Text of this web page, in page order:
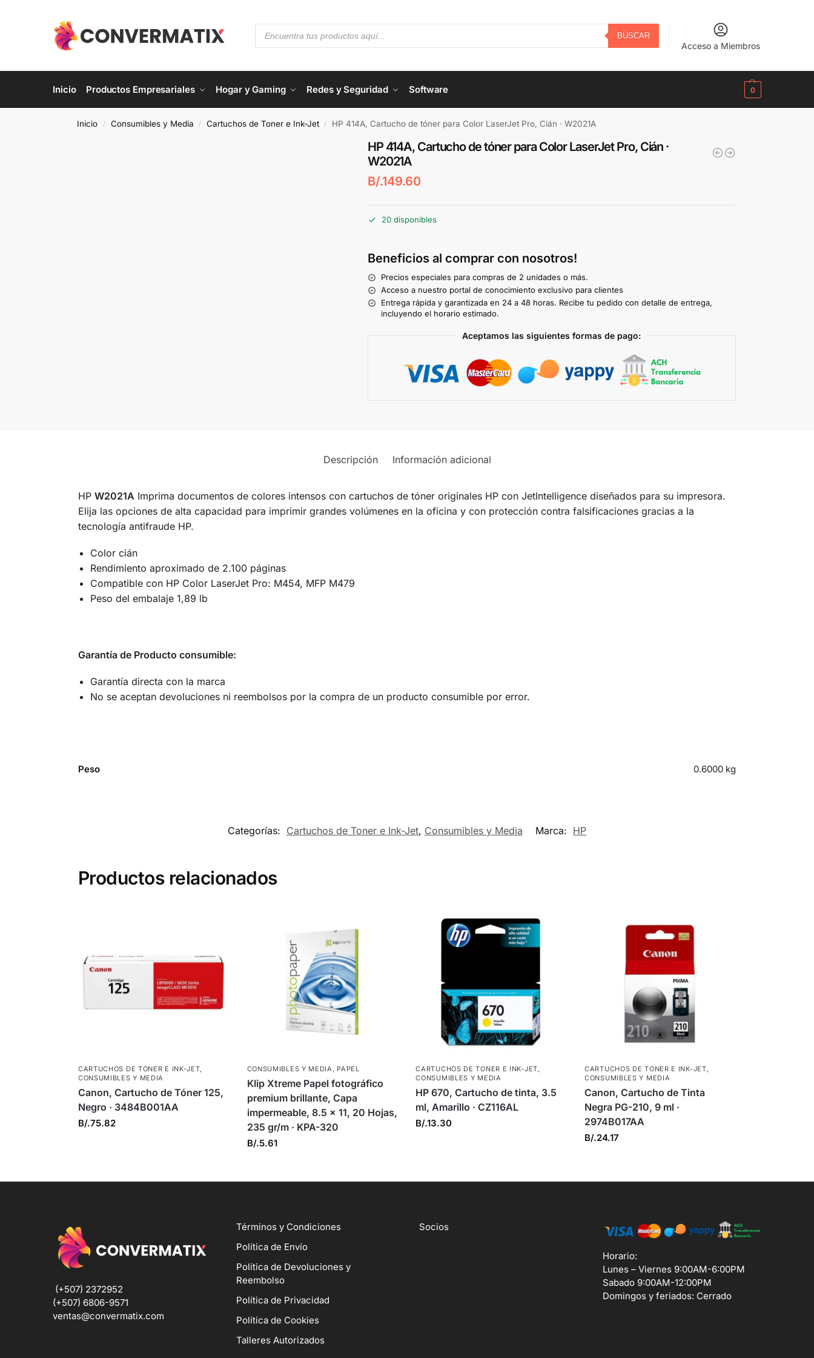
BUSCAR
Acceso a Miembros
Inicio Productos Empresariales Hogar y Gaming Redes y Seguridad Software 0
Inicio / Consumibles y Media / Cartuchos de Toner e Ink-Jet / HP 414A, Cartucho de tóner para Color LaserJet Pro, Cián · W2021A
HP 414A, Cartucho de tóner para Color LaserJet Pro, Cián ·
W2021A
B/.149.60
20 disponibles
Beneficios al comprar con nosotros!
Precios especiales para compras de 2 unidades o más.
Acceso a nuestro portal de conocimiento exclusivo para clientes
Entrega rápida y garantizada en 24 a 48 horas. Recibe tu pedido con detalle de entrega,
incluyendo el horario estimado.
Aceptamos las siguientes formas de pago:
Descripción Información adicional
HP W2021A Imprima documentos de colores intensos con cartuchos de tóner originales HP con JetIntelligence diseñados para su impresora.
Elija las opciones de alta capacidad para imprimir grandes volúmenes en la oficina y con protección contra falsificaciones gracias a la
tecnología antifraude HP.
Color cián
Rendimiento aproximado de 2.100 páginas
Compatible con HP Color LaserJet Pro: M454, MFP M479
Peso del embalaje 1,89 lb
Garantía de Producto consumible:
Garantía directa con la marca
No se aceptan devoluciones ni reembolsos por la compra de un producto consumible por error.
Peso 0.6000 kg
Categorías: Cartuchos de Toner e Ink-Jet, Consumibles y Media Marca: HP
Productos relacionados
CARTUCHOS DE TONER E INK-JET,
CONSUMIBLES Y MEDIA
Canon, Cartucho de Tóner 125,
Negro · 3484B001AA
B/.75.82
CONSUMIBLES Y MEDIA, PAPEL
Klip Xtreme Papel fotográfico
premium brillante, Capa
impermeable, 8.5 x 11, 20 Hojas,
235 gr/m · KPA-320
B/.5.61
CARTUCHOS DE TONER E INK-JET,
CONSUMIBLES Y MEDIA
HP 670, Cartucho de tinta, 3.5
ml, Amarillo · CZ116AL
B/.13.30
CARTUCHOS DE TONER E INK-JET,
CONSUMIBLES Y MEDIA
Canon, Cartucho de Tinta
Negra PG-210, 9 ml ·
2974B017AA
B/.24.17
(+507) 2372952
(+507) 6806-9571
ventas@convermatix.com
Términos y Condiciones
Política de Envío
Política de Devoluciones y
Reembolso
Política de Privacidad
Política de Cookies
Talleres Autorizados
Socios
Horario:
Lunes – Viernes 9:00AM-6:00PM
Sabado 9:00AM-12:00PM
Domingos y feriados: Cerrado